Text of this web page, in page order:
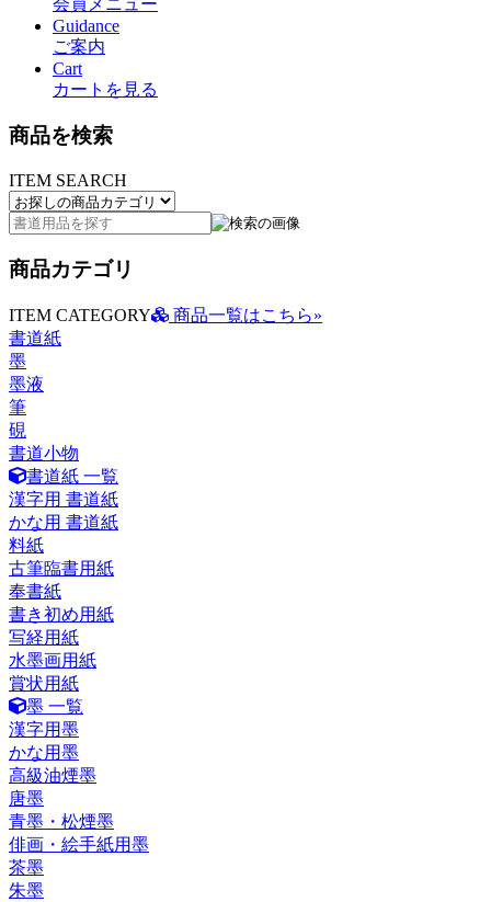
Guidance
ご案内
Cart
カートを見る
商品を検索
ITEM SEARCH
商品カテゴリ
ITEM CATEGORY
商品一覧はこちら»
書道紙
墨
墨液
筆
硯
書道小物
書道紙 一覧
漢字用 書道紙
かな用 書道紙
料紙
古筆臨書用紙
奉書紙
書き初め用紙
写経用紙
水墨画用紙
賞状用紙
墨 一覧
漢字用墨
かな用墨
高級油煙墨
唐墨
青墨・松煙墨
俳画・絵手紙用墨
茶墨
朱墨